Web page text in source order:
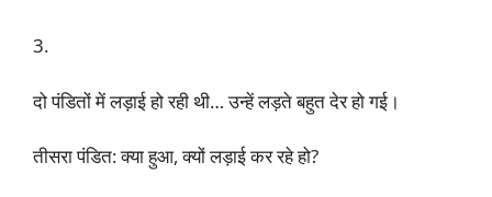
3.
दो पंडितों में लड़ाई हो रही थी… उन्हें लड़ते बहुत देर हो गई।
तीसरा पंडित: क्या हुआ, क्यों लड़ाई कर रहे हो?